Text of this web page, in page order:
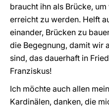
braucht ihn als Brücke,
erreicht zu werden. Helft
einander, Brücken zu
die Begegnung, damit wir
sind, das dauerhaft in
Franziskus!
Ich möchte auch allen
Kardinälen, danken, die